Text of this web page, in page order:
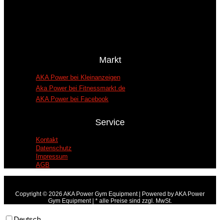
Markt
AKA Power bei Kleinanzeigen
Aka Power bei Fitnessmarkt.de
AKA Power bei Facebook
Service
Kontakt
Datenschutz
Impressum
AGB
Copyright © 2026 AKA Power Gym Equipment | Powered by AKA Power
Gym Equipment | * alle Preise sind zzgl. MwSt.